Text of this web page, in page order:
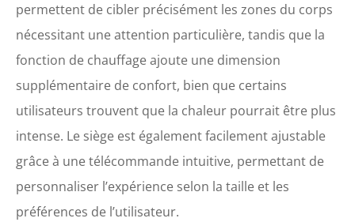
Massage Compression &
Vibration - Snailax appareil
de massage de siège est
doté d'un massage par
compression et vibration
réglable, le soutien par
pression pour les fesses et
le bas du dos, les vibrations
pour vous détendre. Avec 3
niveaux de massage par
pression et 3 niveaux
d'intensité de vibration, il
peut répondre à vos
permettent de cibler précisément les zones du corps
nécessitant une attention particulière, tandis que la
fonction de chauffage ajoute une dimension
supplémentaire de confort, bien que certains
utilisateurs trouvent que la chaleur pourrait être plus
intense. Le siège est également facilement ajustable
grâce à une télécommande intuitive, permettant de
personnaliser l’expérience selon la taille et les
préférences de l’utilisateur.